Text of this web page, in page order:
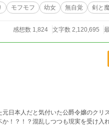
みながらごーいんぐまいうぇい！ ＿＿＿＿＿＿＿＿
がとうございます！ ＊お知らせは近況ボードにて。 ＊第一部
繁に使っています。 逆に読みにくか
モフモフ 幼女 無自覚 剣と
感想数 1,824 文字数 2,120,695
元日本人だと気付いた公爵令嬢のク
！？！？混乱しつつも現実を受け入